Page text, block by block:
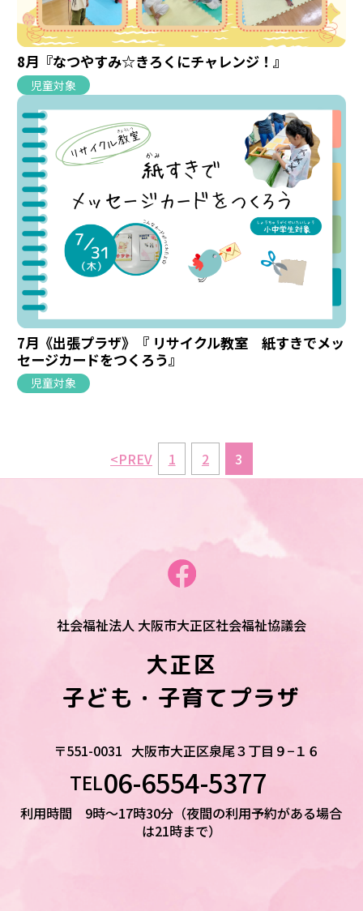
8月『なつやすみ☆きろくにチャレンジ！』
児童対象
7月《出張プラザ》『 リサイクル教室 紙すきでメッ
セージカードをつくろう』
児童対象
<PREV 1 2 3
社会福祉法人 大阪市大正区社会福祉協議会
大正区
子ども・子育てプラザ
〒551-0031 大阪市大正区泉尾３丁目９−１６
TEL06-6554-5377
利用時間 9時～17時30分（夜間の利用予約がある場合
は21時まで）